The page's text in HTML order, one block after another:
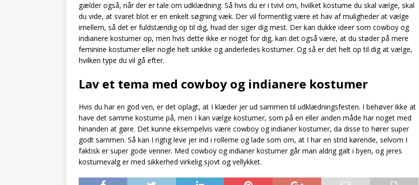
gælder også, når der er tale om udklædning. Så hvis du er i tvivl om, hvilket kostume du skal vælge, skal
du vide, at svaret blot er en enkelt søgning væk. Der vil formentlig være et hav af muligheder at vælge
imellem, så det er fuldstændig op til dig, hvad der siger dig mest. Der kan dukke ideer som cowboy og
indianere kostumer op, men hvis dette ikke er noget for dig, kan det også være, at du støder på mere
feminine kostumer eller nogle helt unikke og anderledes kostumer. Og så er det helt op til dig at vælge,
hvilken type du vil gå efter.
Lav et tema med cowboy og indianere kostumer
Hvis du har en god ven, er det oplagt, at I klæder jer ud sammen til udklædningsfesten. I behøver ikke at
have det samme kostume på, men I kan vælge kostumer, som på en eller anden måde har noget med
hinanden at gøre. Det kunne eksempelvis være cowboy og indianer kostumer, da disse to hører super
godt sammen. Så kan I rigtig leve jer ind i rollerne og lade som om, at I har en strid kørende, selvom I
faktisk er super gode venner. Med cowboy og indianer kostumer går man aldrig galt i byen, og jeres
kostumevalg er med sikkerhed virkelig sjovt og vellykket.